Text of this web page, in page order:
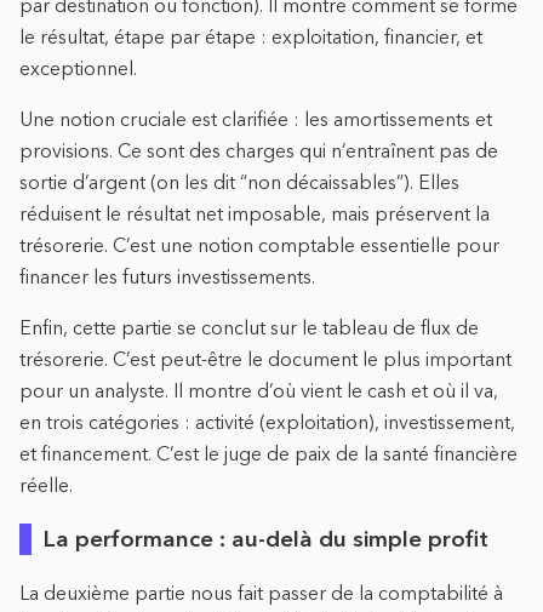
le résultat, étape par étape : exploitation, financier, et
exceptionnel.
Une notion cruciale est clarifiée : les amortissements et
provisions. Ce sont des charges qui n’entraînent pas de
sortie d’argent (on les dit “non décaissables”). Elles
réduisent le résultat net imposable, mais préservent la
trésorerie. C’est une notion comptable essentielle pour
financer les futurs investissements.
Enfin, cette partie se conclut sur le tableau de flux de
trésorerie. C’est peut-être le document le plus important
pour un analyste. Il montre d’où vient le cash et où il va,
en trois catégories : activité (exploitation), investissement,
et financement. C’est le juge de paix de la santé financière
réelle.
La performance : au-delà du simple profit
La deuxième partie nous fait passer de la comptabilité à